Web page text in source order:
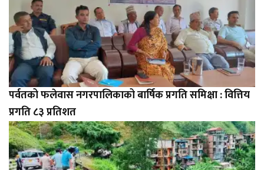
पर्वतको फलेवास नगरपालिकाको बार्षिक प्रगति समिक्षा : वित्तिय
प्रगति ८३ प्रतिशत